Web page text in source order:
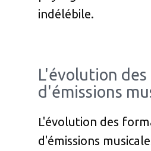
indélébile.
L'évolution
d'émissions
L'évolution des
d'émissions